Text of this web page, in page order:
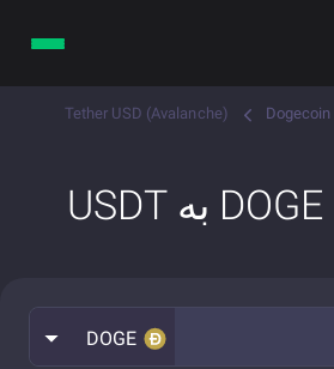
Dogecoin
Tether USD (Avalanche)
DOGE